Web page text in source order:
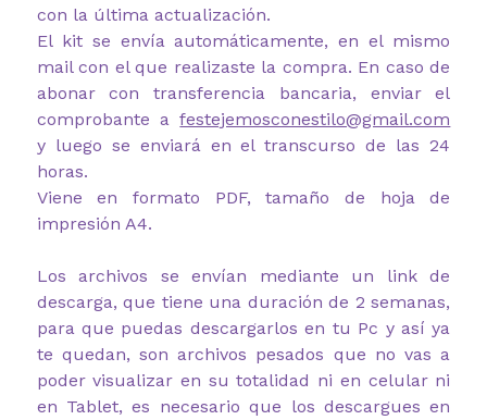
con la última actualización.
El kit se envía automáticamente, en el mismo
mail con el que realizaste la compra. En caso de
abonar con transferencia bancaria, enviar el
comprobante afestejemosconestilo@gmail.com
y luego se enviará en el transcurso de las 24
horas.
Viene en formato PDF, tamaño de hoja de
impresión A4.
Los archivos se envían mediante un link de
descarga, que tiene una duración de 2 semanas,
para que puedas descargarlos en tu Pc y así ya
te quedan, son archivos pesados que no vas a
poder visualizar en su totalidad ni en celular ni
en Tablet, es necesario que los descargues en